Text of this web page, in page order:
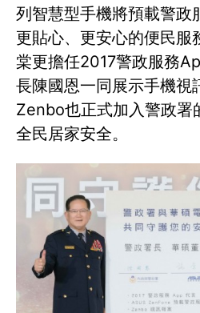
列智慧型手機將預載警政
更貼心、更安心的便民服
棠更擔任2017警政服務
長陳國恩一同展示手機視
Zenbo也正式加入警政署
全民居家安全。